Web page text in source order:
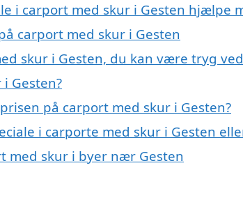
i carport med skur i Gesten hjælpe
carport med skur i Gesten
skur i Gesten, du kan være tryg ved
Gesten?
på carport med skur i Gesten?
i carporte med skur i Gesten
med skur i byer nær Gesten